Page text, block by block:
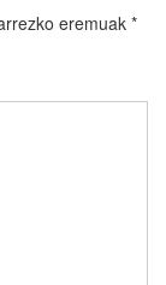
eremuak*